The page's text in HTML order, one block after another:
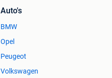
Auto's
BMW
Opel
Peugeot
Volkswagen